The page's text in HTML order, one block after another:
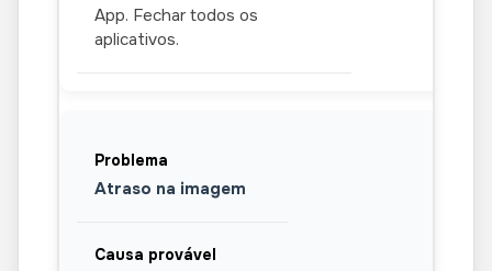
App. Fechar todos os
aplicativos.
Atraso na imagem